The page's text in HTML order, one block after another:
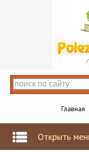
Главная
Открыть